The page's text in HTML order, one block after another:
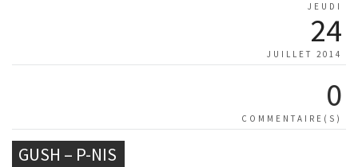
JEUDI
24
JUILLET 2014
0
COMMENTAIRE(S)
GUSH – P-NIS